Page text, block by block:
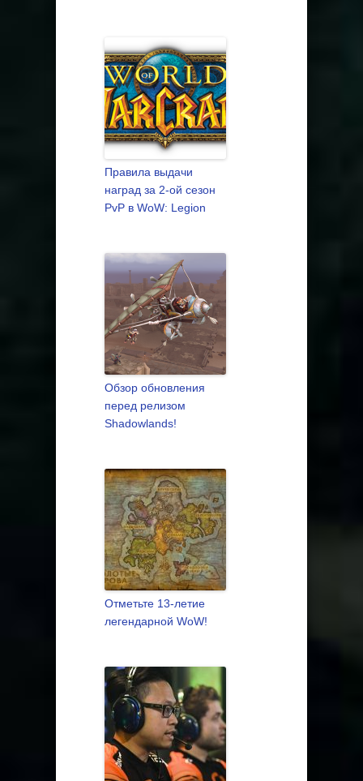
Правила выдачи
наград за 2-ой сезон
PvP в WoW: Legion
Обзор обновления
перед релизом
Shadowlands!
Отметьте 13-летие
легендарной WoW!